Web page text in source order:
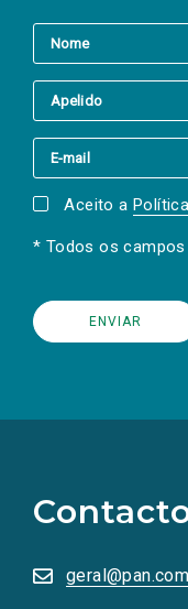
Aceito a
* Todos os
redes
sociais
numa
nova